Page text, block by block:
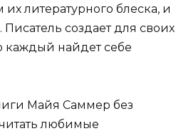
литературного блеска, и
создает для своих
каждый найдет себе
Майя Саммер без
любимые